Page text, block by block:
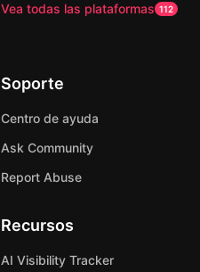
Vea todas las plataformas 112
Soporte
Centro de ayuda
Ask Community
Report Abuse
Recursos
AI Visibility Tracker